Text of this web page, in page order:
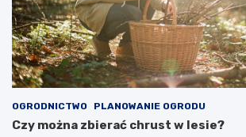
OGRODNICTWO PLANOWANIE OGRODU
Czy można zbierać chrust w lesie?